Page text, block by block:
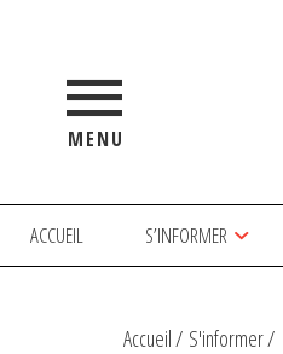
MENU
ACCUEIL S’INFORMER
Accueil S'informer